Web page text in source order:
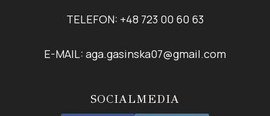
TELEFON: +48 723 00 60 63
E-MAIL: aga.gasinska07@gmail.com
SOCIALMEDIA